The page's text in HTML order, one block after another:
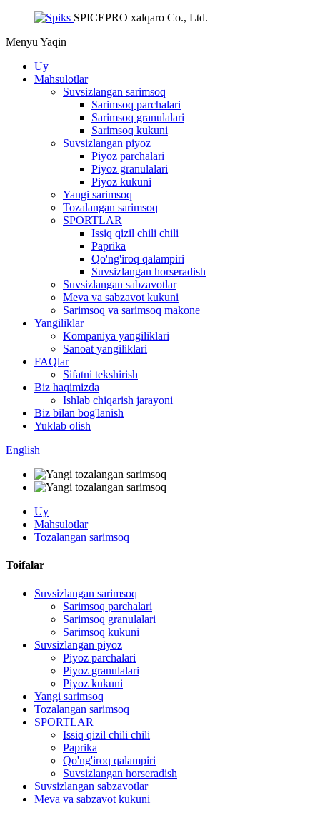
SPICEPRO xalqaro Co., Ltd.
Menyu Yaqin
Uy
Mahsulotlar
Suvsizlangan sarimsoq
Sarimsoq parchalari
Sarimsoq granulalari
Sarimsoq kukuni
Suvsizlangan piyoz
Piyoz parchalari
Piyoz granulalari
Piyoz kukuni
Yangi sarimsoq
Tozalangan sarimsoq
SPORTLAR
Issiq qizil chili chili
Paprika
Qo'ng'iroq qalampiri
Suvsizlangan horseradish
Suvsizlangan sabzavotlar
Meva va sabzavot kukuni
Sarimsoq va sarimsoq makone
Yangiliklar
Kompaniya yangiliklari
Sanoat yangiliklari
FAQlar
Sifatni tekshirish
Biz haqimizda
Ishlab chiqarish jarayoni
Biz bilan bog'lanish
Yuklab olish
English
Uy
Mahsulotlar
Tozalangan sarimsoq
Toifalar
Suvsizlangan sarimsoq
Sarimsoq parchalari
Sarimsoq granulalari
Sarimsoq kukuni
Suvsizlangan piyoz
Piyoz parchalari
Piyoz granulalari
Piyoz kukuni
Yangi sarimsoq
Tozalangan sarimsoq
SPORTLAR
Issiq qizil chili chili
Paprika
Qo'ng'iroq qalampiri
Suvsizlangan horseradish
Suvsizlangan sabzavotlar
Meva va sabzavot kukuni